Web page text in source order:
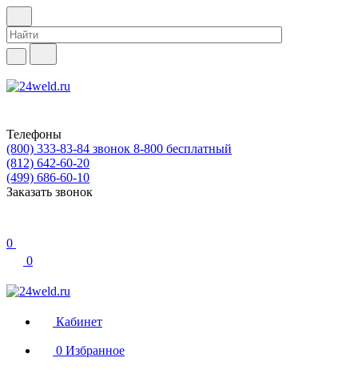
Телефоны
(800) 333-83-84 звонок 8-800 бесплатный
(812) 642-60-20
(499) 686-60-10
Заказать звонок
0
0
Кабинет
0 Избранное